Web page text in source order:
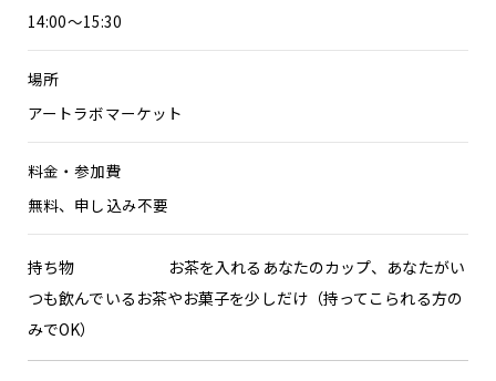
14:00〜15:30
場所
アートラボマーケット
料金・参加費
無料、申し込み不要
持ち物 お茶を入れるあなたのカップ、あなたがい
つも飲んでいるお茶やお菓子を少しだけ（持ってこられる方の
みでOK）